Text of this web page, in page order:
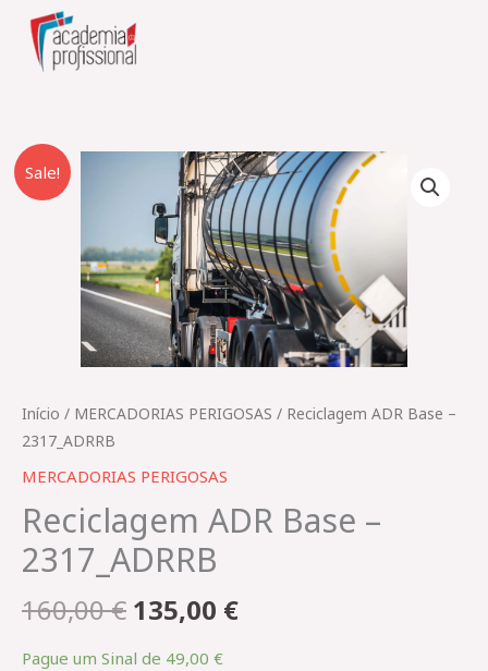
content
Sale!
Início / MERCADORIAS PERIGOSAS​ / Reciclagem ADR Base –
2317_ADRRB
MERCADORIAS PERIGOSAS​
Reciclagem ADR Base –
2317_ADRRB
160,00€
preço
original
era:
160,00 €.
135,00 €
O
preço
atual
é:
135,00 €.
Pague um Sinal de 49,00 €
Quantidade
de
2317_ADRRB